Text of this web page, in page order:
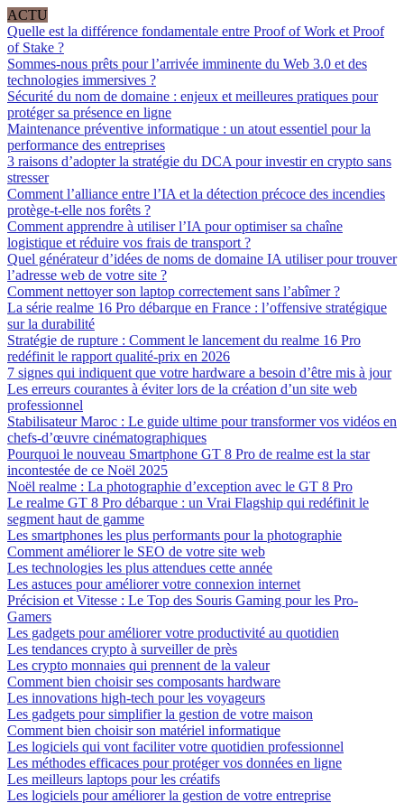
ACTU
Quelle est la différence fondamentale entre Proof of Work et Proof
of Stake ?
Sommes-nous prêts pour l’arrivée imminente du Web 3.0 et des
technologies immersives ?
Sécurité du nom de domaine : enjeux et meilleures pratiques pour
protéger sa présence en ligne
Maintenance préventive informatique : un atout essentiel pour la
performance des entreprises
3 raisons d’adopter la stratégie du DCA pour investir en crypto sans
stresser
Comment l’alliance entre l’IA et la détection précoce des incendies
protège-t-elle nos forêts ?
Comment apprendre à utiliser l’IA pour optimiser sa chaîne
logistique et réduire vos frais de transport ?
Quel générateur d’idées de noms de domaine IA utiliser pour trouver
l’adresse web de votre site ?
Comment nettoyer son laptop correctement sans l’abîmer ?
La série realme 16 Pro débarque en France : l’offensive stratégique
sur la durabilité
Stratégie de rupture : Comment le lancement du realme 16 Pro
redéfinit le rapport qualité-prix en 2026
7 signes qui indiquent que votre hardware a besoin d’être mis à jour
Les erreurs courantes à éviter lors de la création d’un site web
professionnel
Stabilisateur Maroc : Le guide ultime pour transformer vos vidéos en
chefs-d’œuvre cinématographiques
Pourquoi le nouveau Smartphone GT 8 Pro de realme est la star
incontestée de ce Noël 2025
Noël realme : La photographie d’exception avec le GT 8 Pro
Le realme GT 8 Pro débarque : un Vrai Flagship qui redéfinit le
segment haut de gamme
Les smartphones les plus performants pour la photographie
Comment améliorer le SEO de votre site web
Les technologies les plus attendues cette année
Les astuces pour améliorer votre connexion internet
Précision et Vitesse : Le Top des Souris Gaming pour les Pro-
Gamers
Les gadgets pour améliorer votre productivité au quotidien
Les tendances crypto à surveiller de près
Les crypto monnaies qui prennent de la valeur
Comment bien choisir ses composants hardware
Les innovations high-tech pour les voyageurs
Les gadgets pour simplifier la gestion de votre maison
Comment bien choisir son matériel informatique
Les logiciels qui vont faciliter votre quotidien professionnel
Les méthodes efficaces pour protéger vos données en ligne
Les meilleurs laptops pour les créatifs
Les logiciels pour améliorer la gestion de votre entreprise